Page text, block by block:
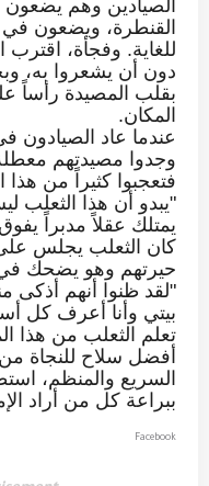
الصيادين وهم
القنطرة، ويضعون في
للغاية. وفجأة،
دون أن يشعروا به،
بقلب المصيدة رأساً
المكان.
عندما عاد الصيادون
وجدوا مصيدتهم
فتعجبوا كثيراً من هذا
"يبدو أن هذا الثعلب
يمتلك عقلاً مدبراً يفوق
كان الثعلب يجلس
حيرتهم وهو يضحك في
"لقد ظنوا أنهم أذكى
بيتي وأنا أعرف كل
تعلم الثعلب من هذا
أفضل سلاح للنجاة
السريع والمنظم،
ببراعة كل من أراد
Facebook